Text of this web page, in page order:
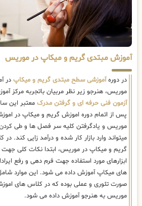
آموزش مبتدی گریم و میکاپ در موریس
در دورهآموزشی سطح مبتدی گریم و میکاپ در
موریس، هنرجو زیر نظر مربیان باتجربه مرکز
آزمون فنی حرفه ای و گرفتن مدرک معتبر این
پس از اتمام دوره اموزش گریم و میکاپ در
موریس و یادگرفتن کلیه سر فصل ها و طی
میتواند وارد بازار کار شده و درآمد زایی کند.
گریم و میکاپ در موریس، ابتدا نکات کلی
ابزارهای مورد استفاده جهت فرم دهی و رفع
های میکاپ آموزش داده می شود. این موارد
صورت تئوری و عملی بوده که در کلاس های
موریس به هنرجو آموزش داده می شود.